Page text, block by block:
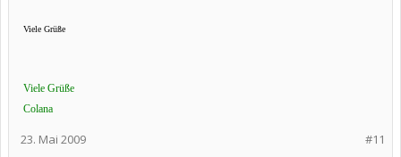
Viele Grüße
Viele Grüße
Colana
#11
23. Mai 2009